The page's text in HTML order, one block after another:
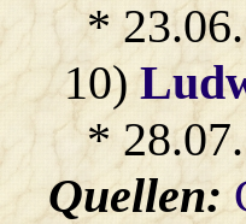
*
10)
*
Quellen: